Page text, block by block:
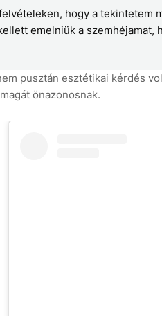
hogy a tekintetem
emelniük a szemhéjamat,
pusztán esztétikai kérdés
önazonosnak.